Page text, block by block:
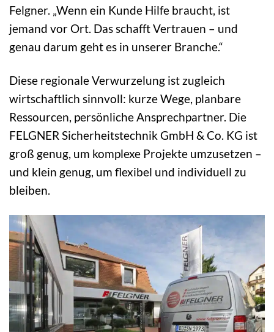
Felgner. „Wenn ein Kunde Hilfe braucht, ist
jemand vor Ort. Das schafft Vertrauen – und
genau darum geht es in unserer Branche.“
Diese regionale Verwurzelung ist zugleich
wirtschaftlich sinnvoll: kurze Wege, planbare
Ressourcen, persönliche Ansprechpartner. Die
FELGNER Sicherheitstechnik GmbH & Co. KG ist
groß genug, um komplexe Projekte umzusetzen –
und klein genug, um flexibel und individuell zu
bleiben.